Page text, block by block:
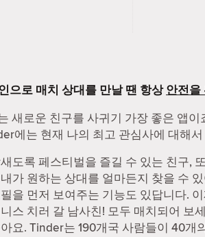
으로 매치 상대를 만날 땐 항상안전을
새로운 친구를 사귀기 가장 좋은 앱
에는 현재 나의 최고 관심사에 대해
도록 페스티벌을 즐길 수 있는 친구,
가 원하는 상대를 얼마든지 찾을 수
을 먼저 보여주는 기능도 있답니다.
스 치러 갈 남사친! 모두 매치되어 보
요. Tinder는 190개국 사람들이 40